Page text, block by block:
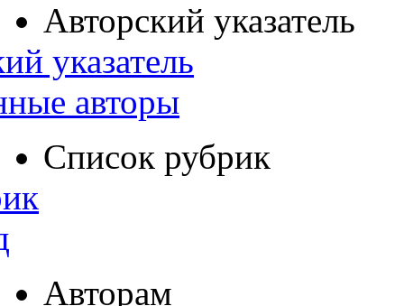
Авторский указатель
указатель
авторы
Список рубрик
Авторам